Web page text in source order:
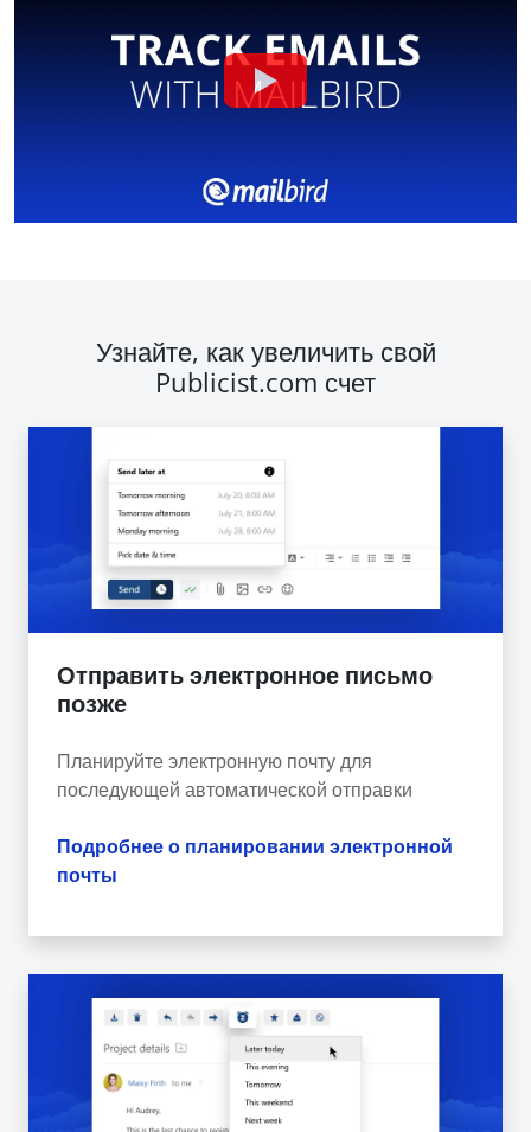
Узнайте, как увеличить свой
Publicist.com счет
Отправить электронное письмо
позже
Планируйте электронную почту для
последующей автоматической отправки
Подробнее о планировании электронной
почты